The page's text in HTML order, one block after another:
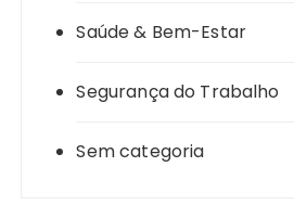
Saúde & Bem-Estar
Segurança do Trabalho
Sem categoria